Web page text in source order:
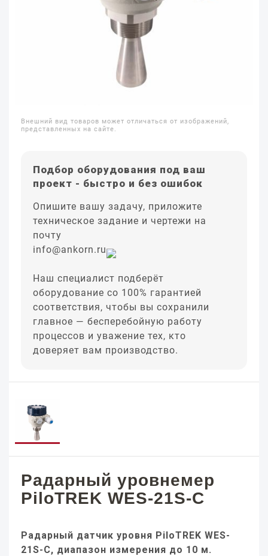
Внешний вид товаров может отличаться от изображений,
представленных на сайте.
Подбор оборудования под ваш
проект - быстро и без ошибок
Опишите вашу задачу, приложите
техническое задание и чертежи на
почту
info@ankorn.ru
Наш специалист подберёт
оборудование со 100% гарантией
соответствия, чтобы вы сохранили
главное — бесперебойную работу
процессов и уважение тех, кто
доверяет вам производство.
Радарный уровнемер
PiloTREK WES-21S-C
Радарный датчик уровня PiloTREK WES-
21S-C, диапазон измерения до 10 м.